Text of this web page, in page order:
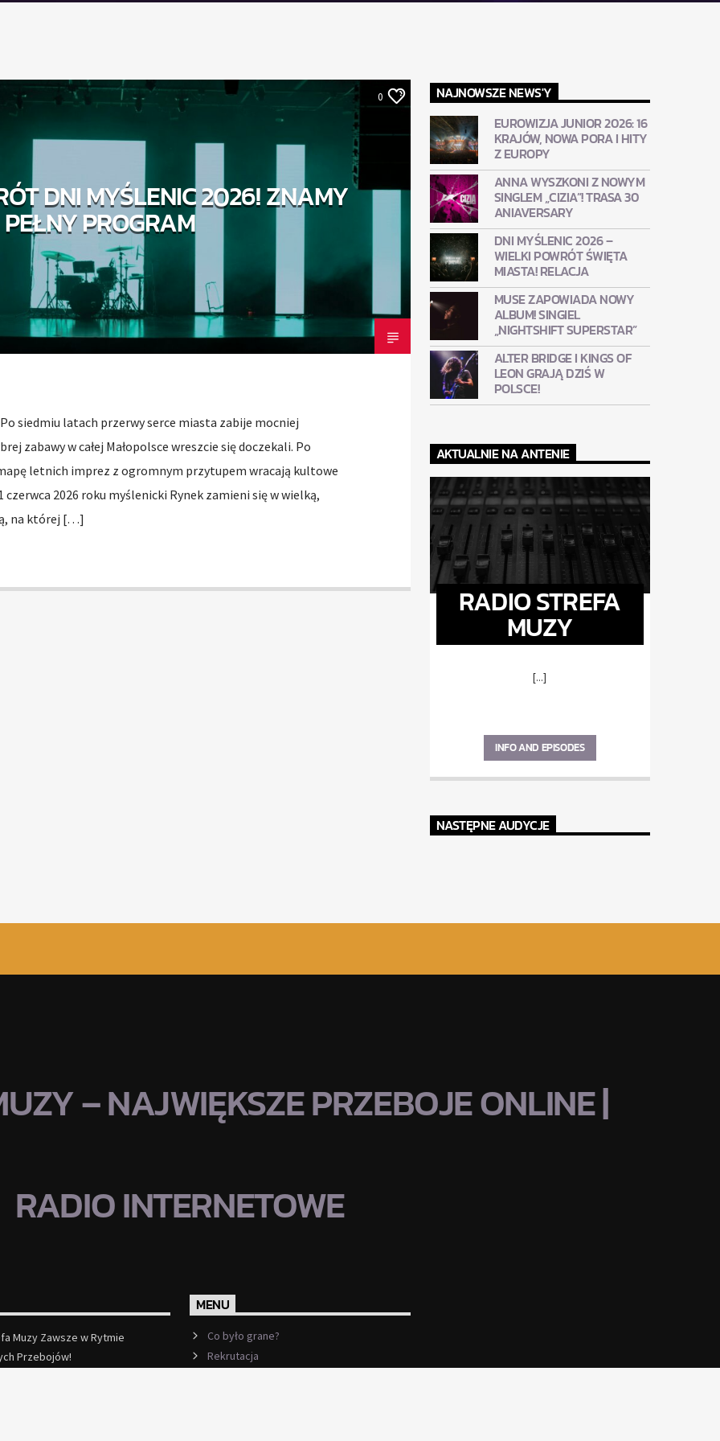
0
DNI MYŚLENIC 2026! ZNAMY
PEŁNY PROGRAM
siedmiu latach przerwy serce miasta zabije mocniej
zabawy w całej Małopolsce wreszcie się doczekali. Po
letnich imprez z ogromnym przytupem wracają kultowe
czerwca 2026 roku myślenicki Rynek zamieni się w wielką,
na której […]
NAJNOWSZE NEWS'Y
EUROWIZJA JUNIOR 2026: 16
KRAJÓW, NOWA PORA I HITY
Z EUROPY
ANNA WYSZKONI Z NOWYM
SINGLEM „CIZIA”! TRASA 30
ANIAVERSARY
DNI MYŚLENIC 2026 –
WIELKI POWRÓT ŚWIĘTA
MIASTA! RELACJA
MUSE ZAPOWIADA NOWY
ALBUM! SINGIEL
„NIGHTSHIFT SUPERSTAR”
ALTER BRIDGE I KINGS OF
LEON GRAJĄ DZIŚ W
POLSCE!
AKTUALNIE NA ANTENIE
RADIO STREFA
MUZY
[...]
INFO AND EPISODES
NASTĘPNE AUDYCJE
– NAJWIĘKSZE PRZEBOJE ONLINE |
RADIO INTERNETOWE
Muzy Zawsze w Rytmie
Przebojów!
MENU
Co było grane?
Rekrutacja